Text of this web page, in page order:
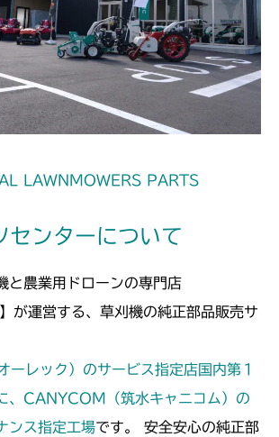
ロントデフ FIG4 ナックル
YCV/YCS
ロントデフ FIG4 ナックル
YCS
ロントデフ FIG4 ナックル
LAWNMOWERS PARTS
センターについて
と農業用ドローンの専門店
が運営する、草刈機の純正部品販売サ
ーレック）のサービス指定店国内第１
、CANYCOM（筑水キャニコム）の
ンス指定工場です。 安全安心の純正部